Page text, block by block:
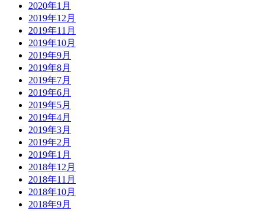
2020年1月
2019年12月
2019年11月
2019年10月
2019年9月
2019年8月
2019年7月
2019年6月
2019年5月
2019年4月
2019年3月
2019年2月
2019年1月
2018年12月
2018年11月
2018年10月
2018年9月